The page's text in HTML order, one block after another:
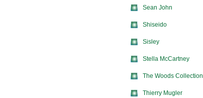
Sean John
Shiseido
Sisley
Stella McCartney
The Woods Collection
Thierry Mugler